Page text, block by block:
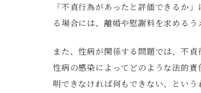
「不貞行為があったと評価できるか
る場合には、離婚や慰謝料を求めるう
また、性病が関係する問題では、不
性病の感染によってどのような法的
明できなければ何もできない、とい